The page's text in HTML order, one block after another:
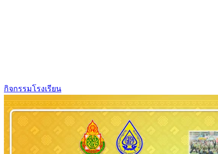
กิจกรรมโรงเรียน